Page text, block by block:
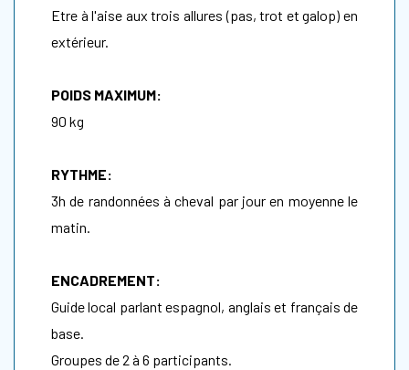
Etre à l'aise aux trois allures (pas, trot et galop) en
extérieur.
POIDS MAXIMUM:
90 kg
RYTHME:
3h de randonnées à cheval par jour en moyenne le
matin.
ENCADREMENT:
Guide local parlant espagnol, anglais et français de
base.
Groupes de 2 à 6 participants.